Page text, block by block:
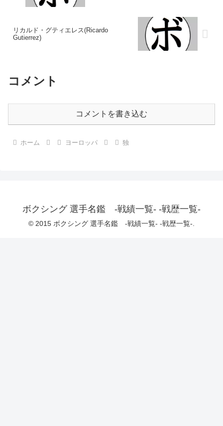
リカルド・グティエレス(Ricardo
Gutierrez)
コメント
コメントを書き込む
ホーム ヨーロッパ 独
ボクシング 選手名鑑 -戦績一覧- -戦歴一覧-
© 2015 ボクシング 選手名鑑 -戦績一覧- -戦歴一覧-.